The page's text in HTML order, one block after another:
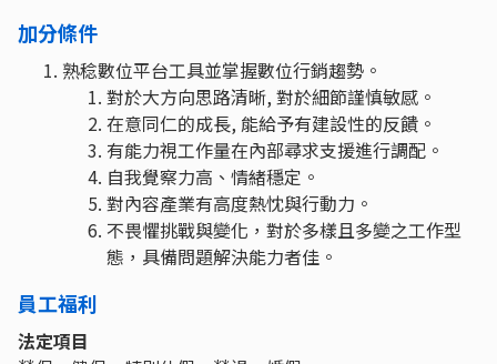
加分條件
熟稔數位平台工具並掌握數位行銷趨勢。
對於大方向思路清晰, 對於細節謹慎敏感。
在意同仁的成長, 能給予有建設性的反饋。
有能力視工作量在內部尋求支援進行調配。
自我覺察力高、情緒穩定。
對內容產業有高度熱忱與行動力。
不畏懼挑戰與變化，對於多樣且多變之工作型
態，具備問題解決能力者佳。
員工福利
法定項目